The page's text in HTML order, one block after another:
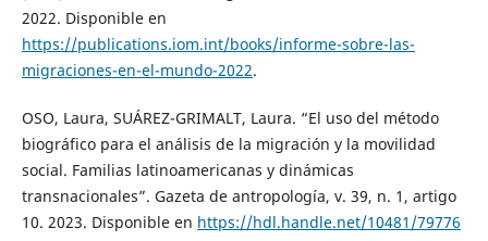
2022. Disponible en
https://publications.iom.int/books/informe-sobre-las-
migraciones-en-el-mundo-2022.
OSO, Laura, SUÁREZ-GRIMALT, Laura. “El uso del método
biográfico para el análisis de la migración y la movilidad
social. Familias latinoamericanas y dinámicas
transnacionales”. Gazeta de antropología, v. 39, n. 1, artigo
10. 2023. Disponible en https://hdl.handle.net/10481/79776